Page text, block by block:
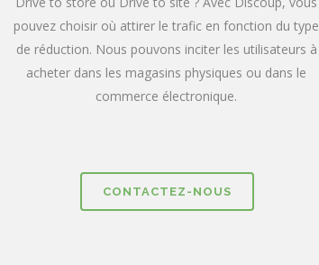
pouvez choisir où attirer le trafic en fonction du type
de réduction. Nous pouvons inciter les utilisateurs à
acheter dans les magasins physiques ou dans le
commerce électronique.
CONTACTEZ-NOUS